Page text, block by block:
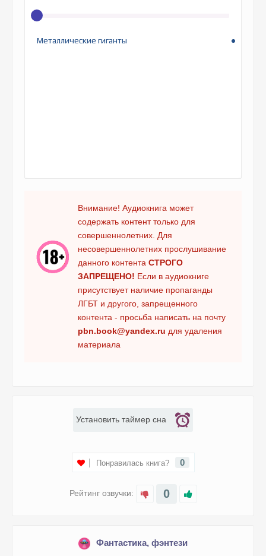
Металлические гиганты
Внимание! Аудиокнига может
содержать контент только для
совершеннолетних. Для
несовершеннолетних прослушивание
данного контента СТРОГО
ЗАПРЕЩЕНО! Если в аудиокниге
присутствует наличие пропаганды
ЛГБТ и другого, запрещенного
контента - просьба написать на почту
pbn.book@yandex.ru для удаления
материала
Рейтинг озвучки: 0
Понравилась книга? 0
Установить таймер сна
Фантастика, фэнтези